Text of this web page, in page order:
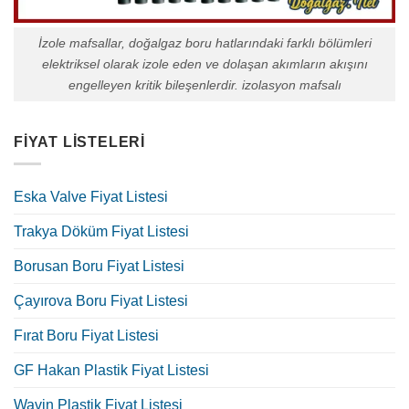
İzole mafsallar, doğalgaz boru hatlarındaki farklı bölümleri
elektriksel olarak izole eden ve dolaşan akımların akışını
engelleyen kritik bileşenlerdir. izolasyon mafsalı
FIYAT LISTELERI
Eska Valve Fiyat Listesi
Trakya Döküm Fiyat Listesi
Borusan Boru Fiyat Listesi
Çayırova Boru Fiyat Listesi
Fırat Boru Fiyat Listesi
GF Hakan Plastik Fiyat Listesi
Wavin Plastik Fiyat Listesi